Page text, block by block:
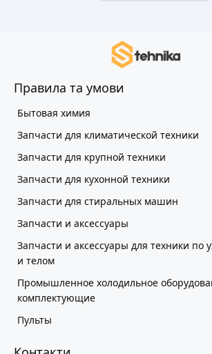
Правила та умови
Бытовая химия
Запчасти для климатической техники
Запчасти для крупной техники
Запчасти для кухонной техники
Запчасти для стиральных машин
Запчасти и аксессуары
Запчасти и аксессуары для техники по
и телом
Промышленное холодильное
комплектующие
Пульты